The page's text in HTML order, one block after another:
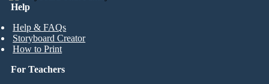
Help
Help & FAQs
Storyboard Creator
How to Print
For Teachers